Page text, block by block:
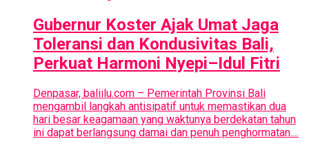
Gubernur Koster Ajak Umat Jaga
Toleransi dan Kondusivitas Bali,
Perkuat Harmoni Nyepi–Idul Fitri
Denpasar, baliilu.com – Pemerintah Provinsi Bali
mengambil langkah antisipatif untuk memastikan dua
hari besar keagamaan yang waktunya berdekatan tahun
ini dapat berlangsung damai dan penuh penghormatan....